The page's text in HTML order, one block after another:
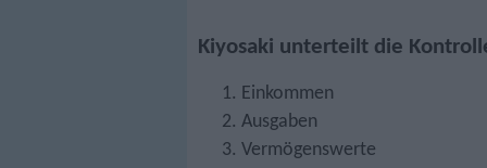
Kiyosaki unterteilt die
Einkommen
Ausgaben
Vermögenswerte